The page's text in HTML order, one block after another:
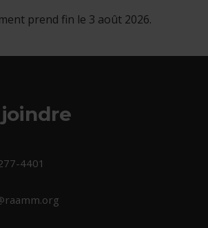
prend fin le 3 août 2026.
Téléphone :
4401
Courriel :